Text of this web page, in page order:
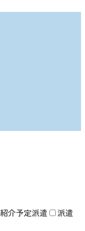
紹介予定派遣
派遣